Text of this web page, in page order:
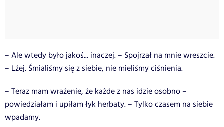
– Ale wtedy było jakoś... inaczej. – Spojrzał na mnie wreszcie.
– Lżej. Śmialiśmy się z siebie, nie mieliśmy ciśnienia.
– Teraz mam wrażenie, że każde z nas idzie osobno –
powiedziałam i upiłam łyk herbaty. – Tylko czasem na siebie
wpadamy.